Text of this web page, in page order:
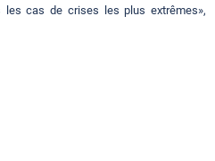
cas de crises les plus extrêmes»,